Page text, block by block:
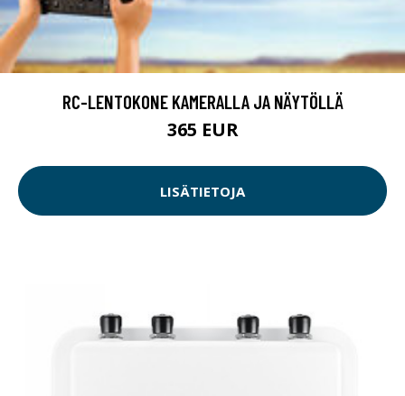
RC-LENTOKONE KAMERALLA JA NÄYTÖLLÄ
365 EUR
LISÄTIETOJA